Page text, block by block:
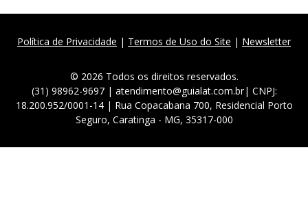
Política de Privacidade | Termos de Uso do Site | Newsletter
© 2026 Todos os direitos reservados.
(31) 98962-9697 | atendimento@guialat.com.br| CNPJ:
18.200.952/0001-14 | Rua Copacabana 700, Residencial Porto
Seguro, Caratinga - MG, 35317-000